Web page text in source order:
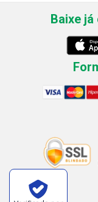
Baixe